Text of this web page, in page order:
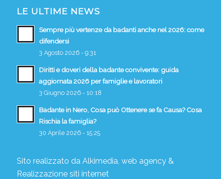
LE ULTIME NEWS
Sempre più vertenze da badanti anche nel 2026: come
difendersi
3 Agosto 2026 - 9:31
Diritti e doveri della badante convivente: guida
aggiornata 2026 per famiglie e lavoratori
3 Giugno 2026 - 10:18
Badante in Nero, Cosa può Ottenere se fa Causa? Cosa
Rischia la famiglia?
30 Aprile 2026 - 15:25
Sito realizzato da Alkimedia, web agency&
Realizzazione siti internet